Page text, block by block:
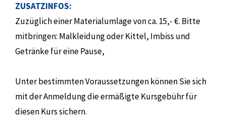
ZUSATZINFOS:
Zuzüglich einer Materialumlage von ca. 15,- €. Bitte
mitbringen: Malkleidung oder Kittel, Imbiss und
Getränke für eine Pause,
Unter bestimmten Voraussetzungen können Sie sich
mit der Anmeldung die ermäßigte Kursgebühr für
diesen Kurs sichern.